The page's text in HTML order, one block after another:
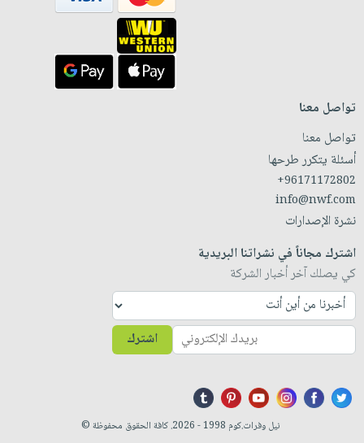
تواصل معنا
تواصل معنا
أسئلة يتكرر طرحها
+96171172802
info@nwf.com
نشرة الإصدارات
اشترك مجاناً في نشراتنا البريدية
كي يصلك آخر أخبار الشركة
اشترك
نيل وفرات.كوم 1998 - 2026. كافة الحقوق محفوظة ©